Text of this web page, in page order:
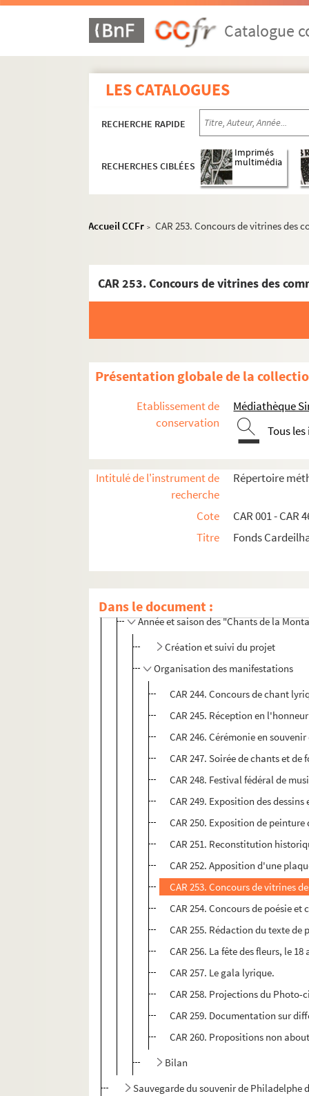
Catalogue
LES CATALOGUES
RECHERCHE RAPIDE
RECHERCHES CIBLÉES
Imprimés
multimédia
Accueil CCFr > CAR 253. Concours de vitrines des
CAR 253. Concours de vitrines des
Présentation globale de la
Etablissement de
conservation
Médiathèque
Tous
Intitulé de l'instrument de
recherche
Répertoire
Cote
CAR 001 - CAR
Titre
Fonds
Dans le document :
Activités pour la presse locale
Activités culturelles
Animation des saisons touristiques et
Saison "Arts et Culture" (1964-1965)
Saison "La Nature heureuse" (1970)
Année et saison des "Chants de la
Création et suivi du projet
Organisation des manifestations
CAR 244. Concours de chant
CAR 245. Réception en
CAR 246. Cérémonie en
CAR 247. Soirée de chants et
CAR 248. Festival fédéral de
CAR 249. Exposition des
CAR 250. Exposition de
CAR 251. Reconstitution
CAR 252. Apposition d'une
CAR 253. Concours de vitrines
CAR 254. Concours de poésie
CAR 255. Rédaction du texte
CAR 256. La fête des fleurs, le 18
CAR 257. Le gala lyrique.
CAR 258. Projections du Photo-
CAR 259. Documentation sur
CAR 260. Propositions non
Bilan
Sauvegarde du souvenir de Philadelphe